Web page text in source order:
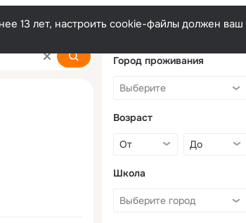
13 лет, настроить cookie-файлы должен ваш
Город проживания
Возраст
Школа